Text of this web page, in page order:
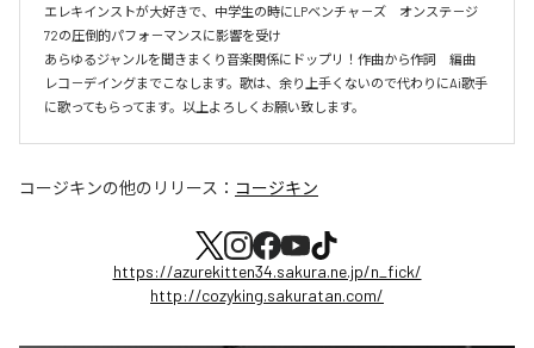
エレキインストが大好きで、中学生の時にLPベンチャ－ズ　オンステ－ジ
72の圧倒的パフォ－マンスに影響を受け
あらゆるジャンルを聞きまくり音楽関係にドップリ！作曲から作詞　編曲
レコ－デイングまでこなします。歌は、余り上手くないので代わりにAi歌手
に歌ってもらってます。以上よろしくお願い致します。
コージキンの他のリリース： コージキン
https://azurekitten34.sakura.ne.jp/n_fick/
http://cozyking.sakuratan.com/